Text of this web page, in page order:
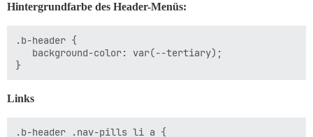
Hintergrundfarbe des Header-Menüs:
.b-header {
   background-color: var(--tertiary);
Links
.b-header .nav-pills li a {